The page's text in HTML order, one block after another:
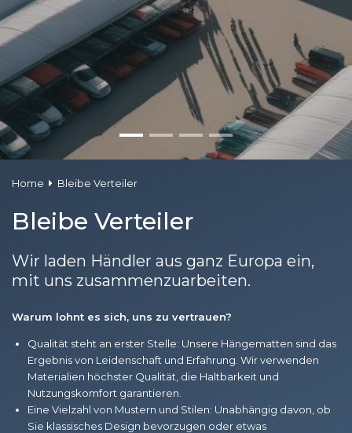
Home Bleibe Verteiler
Bleibe Verteiler
Wir laden Händler aus ganz Europa ein,
mit uns zusammenzuarbeiten.
Warum lohnt es sich, uns zu vertrauen?
Qualität steht an erster Stelle: Unsere Hängematten sind das
Ergebnis von Leidenschaft und Erfahrung. Wir verwenden
Materialien höchster Qualität, die Haltbarkeit und
Nutzungskomfort garantieren.
Eine Vielzahl von Mustern und Stilen: Unabhängig davon, ob
Sie klassisches Design bevorzugen oder etwas